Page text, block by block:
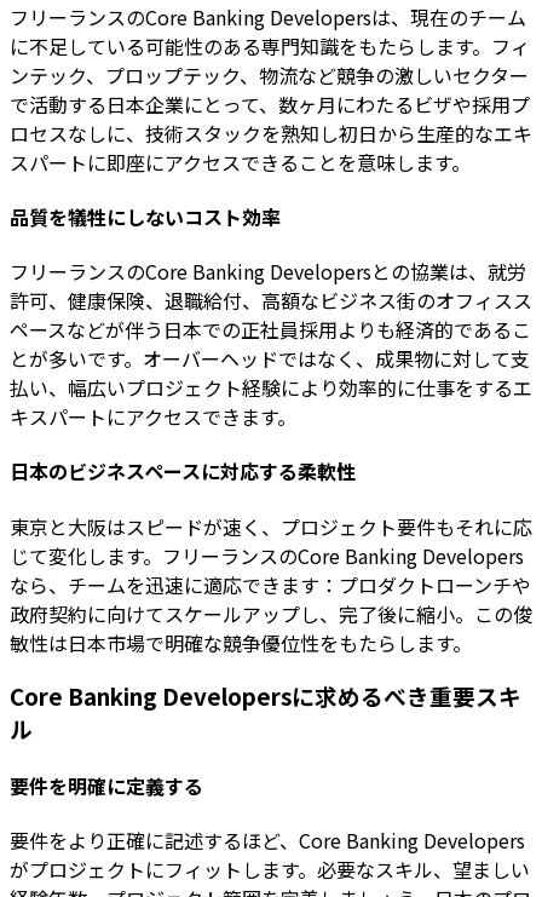
フリーランスのCore Banking Developersは、現在のチーム
に不足している可能性のある専門知識をもたらします。フィ
ンテック、プロップテック、物流など競争の激しいセクター
で活動する日本企業にとって、数ヶ月にわたるビザや採用プ
ロセスなしに、技術スタックを熟知し初日から生産的なエキ
スパートに即座にアクセスできることを意味します。
品質を犠牲にしないコスト効率
フリーランスのCore Banking Developersとの協業は、就労
許可、健康保険、退職給付、高額なビジネス街のオフィスス
ペースなどが伴う日本での正社員採用よりも経済的であるこ
とが多いです。オーバーヘッドではなく、成果物に対して支
払い、幅広いプロジェクト経験により効率的に仕事をするエ
キスパートにアクセスできます。
日本のビジネスペースに対応する柔軟性
東京と大阪はスピードが速く、プロジェクト要件もそれに応
じて変化します。フリーランスのCore Banking Developers
なら、チームを迅速に適応できます：プロダクトローンチや
政府契約に向けてスケールアップし、完了後に縮小。この俊
敏性は日本市場で明確な競争優位性をもたらします。
Core Banking Developersに求めるべき重要スキ
ル
要件を明確に定義する
要件をより正確に記述するほど、Core Banking Developers
がプロジェクトにフィットします。必要なスキル、望ましい